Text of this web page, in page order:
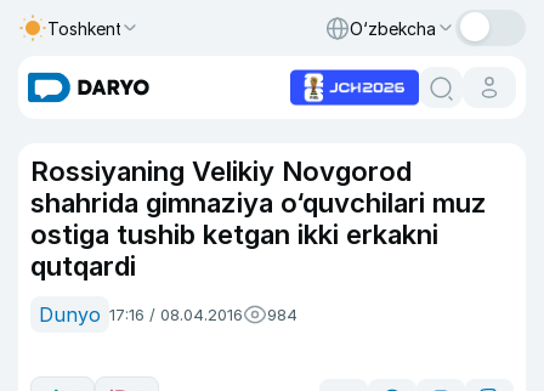
Toshkent O‘zbekcha
Rossiyaning Velikiy Novgorod
shahrida gimnaziya o‘quvchilari muz
ostiga tushib ketgan ikki erkakni
qutqardi
Dunyo 17:16 / 08.04.2016 984